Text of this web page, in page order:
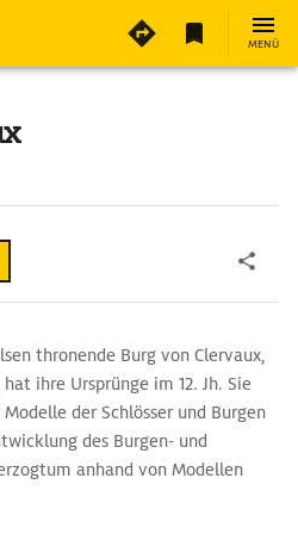
MENÜ
thronende Burg von Clervaux,
ihre Ursprünge im 12. Jh. Sie
der Schlösser und Burgen
des Burgen- und
anhand von Modellen